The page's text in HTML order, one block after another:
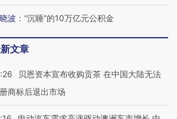
波 ： “沉睡”的10万亿元公积金
文章
贝恩资本宣布收购贡茶 在中国大陆无法
商标后退出市场